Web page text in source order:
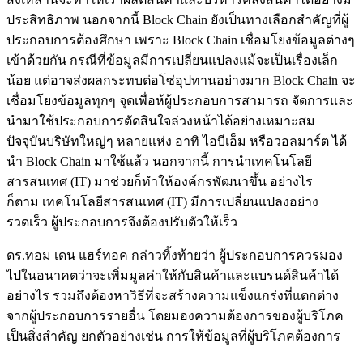
ประสิทธิภาพ นอกจากนี้ Block Chain ยังเป็นทางเลือกสำคัญที่ผู้
ประกอบการต้องศึกษา เพราะ Block Chain เชื่อมโยงข้อมูลต่างๆ
เข้าด้วยกัน กรณีที่ข้อมูลมีการเปลี่ยนแปลงแม้จะเป็นเรื่องเล็ก
น้อย แต่อาจส่งผลกระทบต่อโซ่อุปทานอย่างมาก Block Chain จะ
เชื่อมโยงข้อมูลทุกๆ จุดเพื่อห้ผู้ประกอบการสามารถ จัดการและ
นำมาใช้ประกอบการตัดสินใจล่วงหน้าได้อย่างเหมาะสม
ปัจจุบันบริษัทใหญ่ๆ หลายแห่ง อาทิ ไอบีเอ็ม หรือวอลมาร์ต ได้
นำ Block Chain มาใช้แล้ว นอกจากนี้ การนำเทคโนโลยี
สารสนเทศ (IT) มาช่วยก็ทำให้องค์กรพัฒนาขึ้น อย่างไร
ก็ตาม เทคโนโลยีสารสนเทศ (IT) มีการเปลี่ยนแปลงอย่าง
รวดเร็ว ผู้ประกอบการจึงต้องปรับตัวให้เร็ว
ดร.ทอม เดน แฮร์ทอค กล่าวทิ้งท้ายว่า ผู้ประกอบการควรมอง
ไปในอนาคตว่าจะเพิ่มมูลค่าให้กับสินค้าและแบรนด์สินค้าได้
อย่างไร รวมถึงต้องหาวิธีที่จะสร้างความแข็งแกร่งที่แตกต่าง
จากผู้ประกอบการรายอื่น โดยมองความต้องการของผู้บริโภค
เป็นสิ่งสำคัญ ยกตัวอย่างเช่น การให้ข้อมูลที่ผู้บริโภคต้องการ